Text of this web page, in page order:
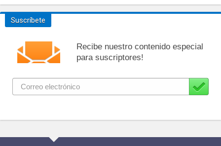
Suscríbete
Recibe nuestro contenido especial
para suscriptores!